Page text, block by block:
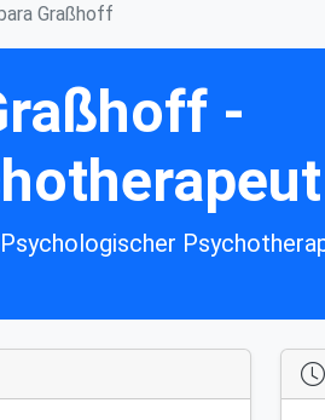
Graßhoff
-
Psychologischer